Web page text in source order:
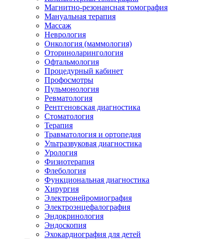
Магнитно-резонансная томография
Мануальная терапия
Массаж
Неврология
Онкология (маммология)
Оториноларингология
Офтальмология
Процедурный кабинет
Профосмотры
Пульмонология
Ревматология
Рентгеновская диагностика
Стоматология
Терапия
Травматология и ортопедия
Ультразвуковая диагностика
Урология
Физиотерапия
Флебология
Функциональная диагностика
Хирургия
Электронейромиография
Электроэнцефалография
Эндокринология
Эндоскопия
Эхокардиография для детей